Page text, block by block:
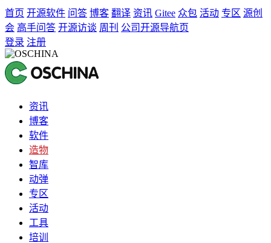
首页 开源软件 问答 博客 翻译 资讯 Gitee 众包 活动 专区 源创
会 高手问答 开源访谈 周刊 公司开源导航页
登录 注册
资讯
博客
软件
造物
智库
动弹
专区
活动
工具
培训